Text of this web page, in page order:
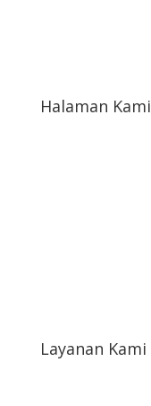
Halaman Kami
Layanan Kami